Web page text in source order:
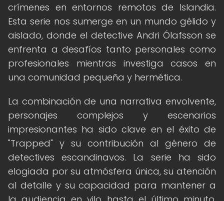
crímenes en entornos remotos de Islandia.
Esta serie nos sumerge en un mundo gélido y
aislado, donde el detective Andri Ólafsson se
enfrenta a desafíos tanto personales como
profesionales mientras investiga casos en
una comunidad pequeña y hermética.
La combinación de una narrativa envolvente,
personajes complejos y escenarios
impresionantes ha sido clave en el éxito de
"Trapped" y su contribución al género de
detectives escandinavos. La serie ha sido
elogiada por su atmósfera única, su atención
al detalle y su capacidad para mantener a